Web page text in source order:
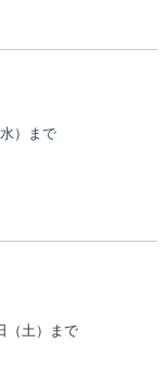
）まで
（土）まで